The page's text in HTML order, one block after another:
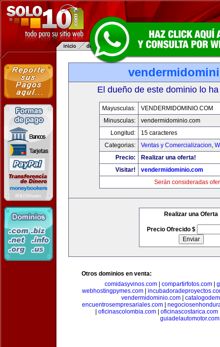
El dueño de este dominio lo
Mayusculas:
VENDERMIDOMINIO.COM
Minusculas:
vendermidominio.com
Longitud:
15 caracteres
Categorias:
Ventas y Comercializacion,
Precio:
Realizar una oferta!
Visitar!
vendermidominio.com
Serán consideradas
Realizar una Oferta
Precio Ofrecido $
Otros dominios en venta:
comidasyvinos.com| compartirfotos.com|
webhostingpymes.com
vendermidominio.com|
encuentrosempresariales.com|
oficinascolombia.com| oficinascostarica.com
guiadelautomotor.com